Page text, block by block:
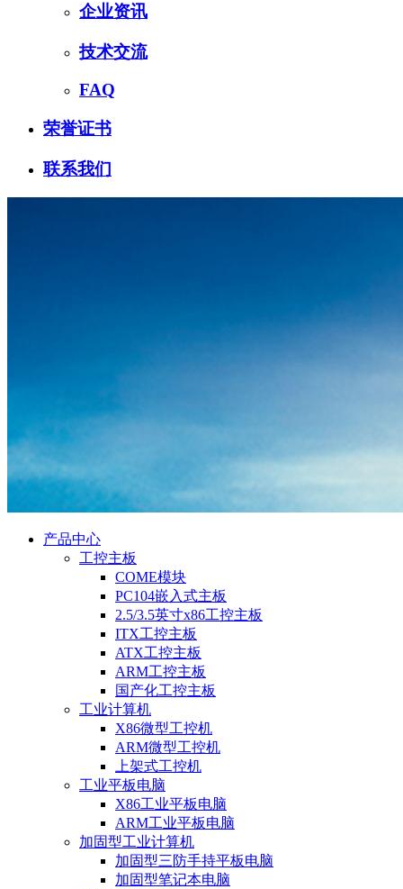
企业资讯
技术交流
FAQ
荣誉证书
联系我们
产品中心
工控主板
COME模块
PC104嵌入式主板
2.5/3.5英寸x86工控主板
ITX工控主板
ATX工控主板
ARM工控主板
国产化工控主板
工业计算机
X86微型工控机
ARM微型工控机
上架式工控机
工业平板电脑
X86工业平板电脑
ARM工业平板电脑
加固型工业计算机
加固型三防手持平板电脑
加固型笔记本电脑